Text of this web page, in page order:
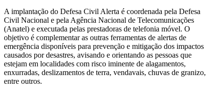
A implantação do Defesa Civil Alerta é coordenada pela Defesa
Civil Nacional e pela Agência Nacional de Telecomunicações
(Anatel) e executada pelas prestadoras de telefonia móvel. O
objetivo é complementar as outras ferramentas de alertas de
emergência disponíveis para prevenção e mitigação dos impactos
causados por desastres, avisando e orientando as pessoas que
estejam em localidades com risco iminente de alagamentos,
enxurradas, deslizamentos de terra, vendavais, chuvas de granizo,
entre outros.